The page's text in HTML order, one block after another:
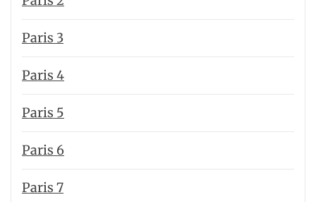
Paris 3
Paris 4
Paris 5
Paris 6
Paris 7